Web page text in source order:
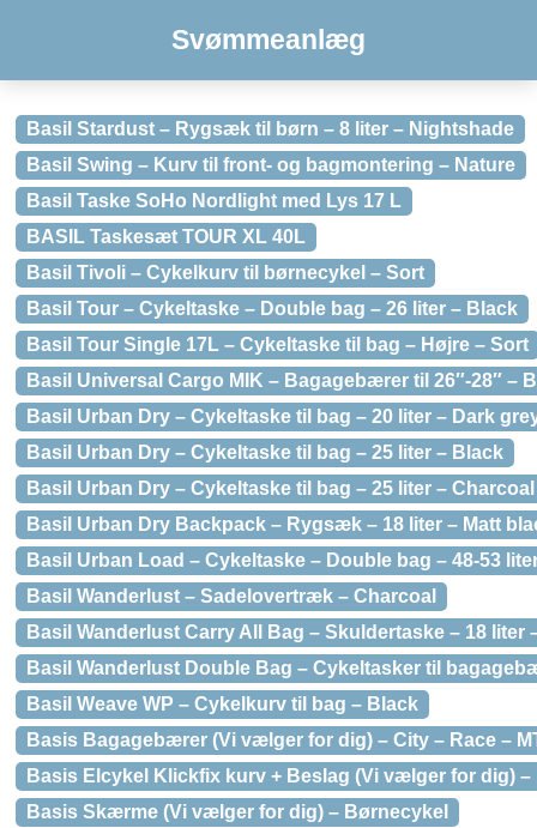
Svømmeanlæg
Basil Stardust – Rygsæk til børn – 8 liter – Nightshade
Basil Swing – Kurv til front- og bagmontering – Nature
Basil Taske SoHo Nordlight med Lys 17 L
BASIL Taskesæt TOUR XL 40L
Basil Tivoli – Cykelkurv til børnecykel – Sort
Basil Tour – Cykeltaske – Double bag – 26 liter – Black
Basil Tour Single 17L – Cykeltaske til bag – Højre – Sort
Basil Universal Cargo MIK – Bagagebærer til 26″-28″ –
Basil Urban Dry – Cykeltaske til bag – 20 liter – Dark
Basil Urban Dry – Cykeltaske til bag – 25 liter – Black
Basil Urban Dry – Cykeltaske til bag – 25 liter –
Basil Urban Dry Backpack – Rygsæk – 18 liter – Matt
Basil Urban Load – Cykeltaske – Double bag – 48-53
Basil Wanderlust – Sadelovertræk – Charcoal
Basil Wanderlust Carry All Bag – Skuldertaske – 18 liter
Basil Wanderlust Double Bag – Cykeltasker til
Basil Weave WP – Cykelkurv til bag – Black
Basis Bagagebærer (Vi vælger for dig) – City – Race –
Basis Elcykel Klickfix kurv + Beslag (Vi vælger for dig) –
Basis Skærme (Vi vælger for dig) – Børnecykel